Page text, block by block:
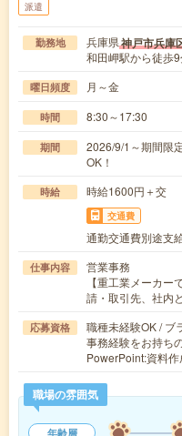
派遣
勤務地 兵庫県神戸市兵庫
和田岬駅から徒歩
曜日頻度 月～金
時間 8:30～17:30
期間
2026/9/1～期間限
OK！
時給 時給1600円＋交
交通費
通勤交通費別途支
仕事内容
営業事務
【重工業メーカ
請・取引先、社内
応募資格
職種未経験OK / ブ
事務経験をお持ち
PowerPoint:資料作
職場の雰囲気
年齢層